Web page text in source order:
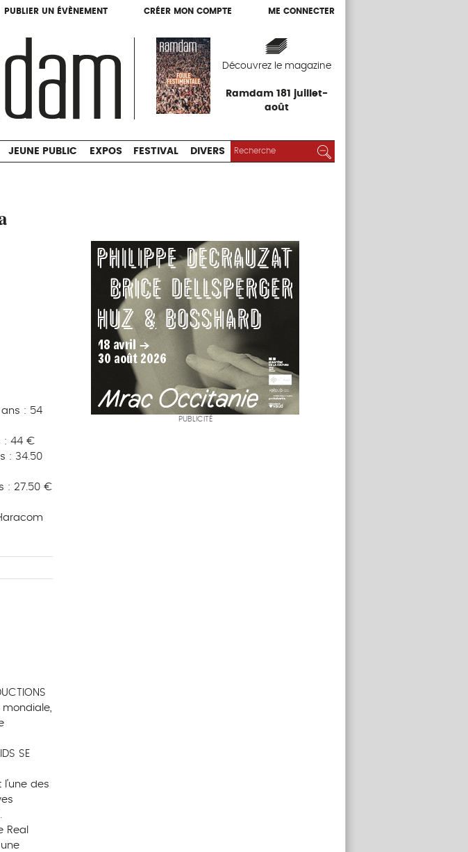
PUBLIER UN ÉVÈNEMENT CRÉER MON COMPTE ME CONNECTER
Découvrez le magazine
Ramdam 181 juillet-
août
PUBLIER UN ÉVÈNEMENT CRÉER MON COMPTE ME CONNECTER
RUE JEUNE PUBLIC EXPOS
JEUNE PUBLIC EXPOS FESTIVAL DIVERS RECHERCHER :
: 54
: 44 €
: 34.50
: 27.50 €
SE
des
Real
PUBLICITÉ